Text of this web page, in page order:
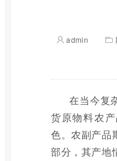
admin
在当今复
货原物料农
色。农副产品
部分，其产地